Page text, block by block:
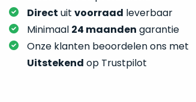
Direct uit voorraad leverbaar
Minimaal 24 maanden garantie
Onze klanten beoordelen ons met
Uitstekend op Trustpilot